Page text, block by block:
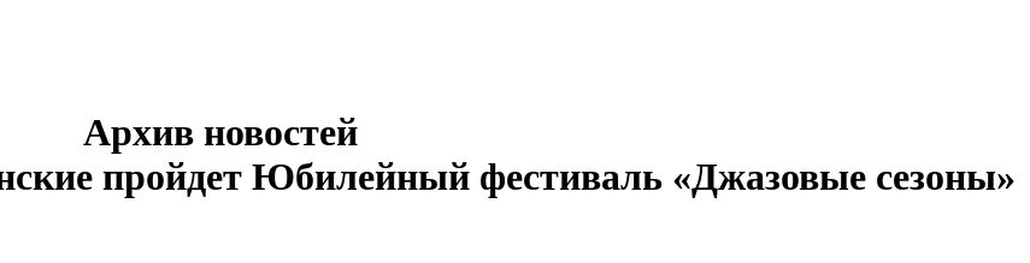
Архив новостей
пройдет Юбилейный фестиваль «Джазовые сезоны»